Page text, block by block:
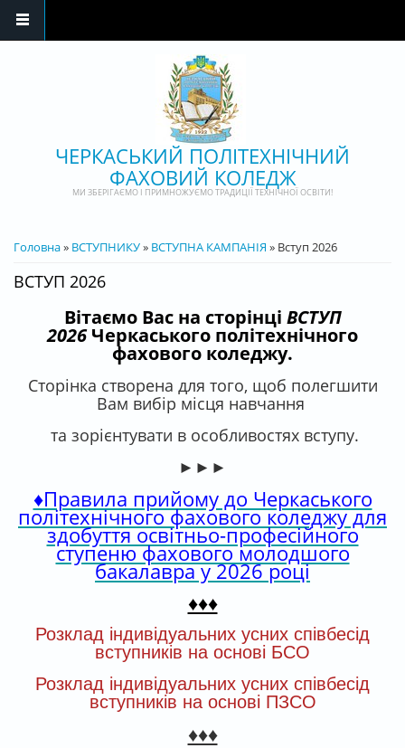
ЧЕРКАСЬКИЙ ПОЛІТЕХНІЧНИЙ
ФАХОВИЙ КОЛЕДЖ
МИ ЗБЕРІГАЄМО І ПРИМНОЖУЄМО ТРАДИЦІЇ ТЕХНІЧНОЇ ОСВІТИ!
ВИ Є ТУТ
Головна» ВСТУПНИКУ» ВСТУПНА КАМПАНІЯ » Вступ 2026
ВСТУП 2026
Вітаємо Вас на сторінці ВСТУП
2026Черкаського політехнічного
фахового коледжу.
Сторінка створена для того, щоб полегшити
Вам вибір місця навчання
та зорієнтувати в особливостях вступу.
►►►
♦Правила прийому до Черкаського
політехнічного фахового коледжу для
здобуття освітньо-професійного
ступеню фахового молодшого
бакалавра у 2026 році
♦♦♦
Розклад індивідуальних усних співбесід
вступників на основі БСО
Розклад індивідуальних усних співбесід
вступників на основі ПЗСО
♦♦♦